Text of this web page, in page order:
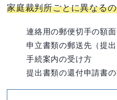
家庭裁判所ごとに異なる
連絡用の郵便切手の額
申立書類の郵送先（提
手続案内の受け方
提出書類の還付申請書